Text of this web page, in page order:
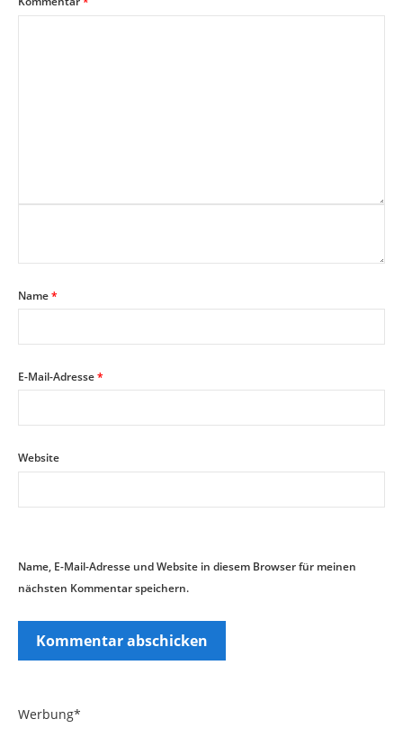
Name*
E-Mail-Adresse*
Website
Name, E-Mail-Adresse und Website in diesem Browser für meinen
nächsten Kommentar speichern.
Werbung*